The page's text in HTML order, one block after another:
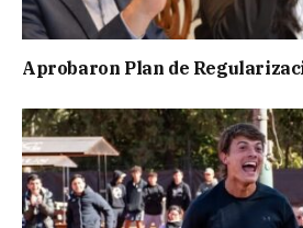
Aprobaron Plan de